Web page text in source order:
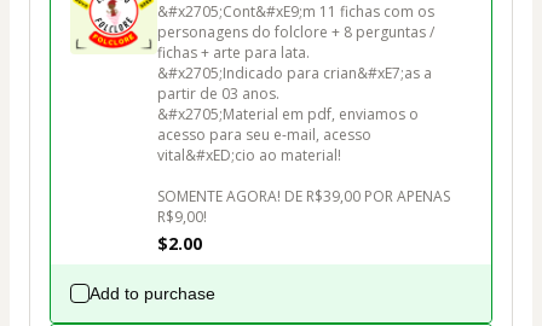
&#x2705;Cont&#xE9;m 11 fichas com os
personagens do folclore + 8 perguntas /
fichas + arte para lata.
&#x2705;Indicado para crian&#xE7;as a
partir de 03 anos.
&#x2705;Material em pdf, enviamos o
acesso para seu e-mail, acesso
vital&#xED;cio ao material!
SOMENTE AGORA! DE R$39,00 POR APENAS
R$9,00!
$2.00
Add to purchase